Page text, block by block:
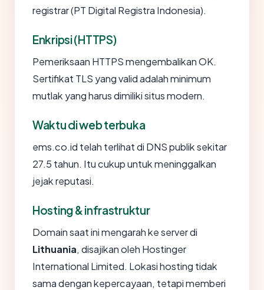
registrar (PT Digital Registra Indonesia).
Enkripsi (HTTPS)
Pemeriksaan HTTPS mengembalikan OK.
Sertifikat TLS yang valid adalah minimum
mutlak yang harus dimiliki situs modern.
Waktu di web terbuka
ems.co.id telah terlihat di DNS publik sekitar
27.5 tahun. Itu cukup untuk meninggalkan
jejak reputasi.
Hosting & infrastruktur
Domain saat ini mengarah ke server di
Lithuania, disajikan oleh Hostinger
International Limited. Lokasi hosting tidak
sama dengan kepercayaan, tetapi memberi